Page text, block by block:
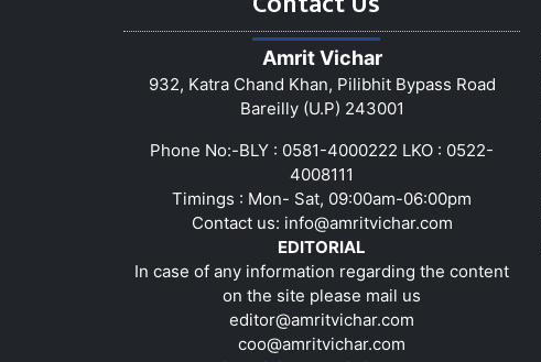
Amrit Vichar
932, Katra Chand Khan, Pilibhit Bypass Road
Bareilly (U.P) 243001
Phone No:-BLY : 0581-4000222 LKO : 0522-
4008111
Timings : Mon- Sat, 09:00am-06:00pm
Contact us: info@amritvichar.com
EDITORIAL
In case of any information regarding the content
on the site please mail us
editor@amritvichar.com
coo@amritvichar.com